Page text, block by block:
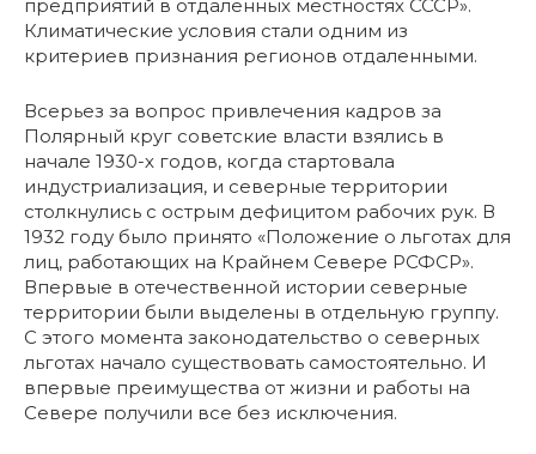
предприятий в отдаленных местностях СССР».
Климатические условия стали одним из
критериев признания регионов отдаленными.
Всерьез за вопрос привлечения кадров за
Полярный круг советские власти взялись в
начале 1930-х годов, когда стартовала
индустриализация, и северные территории
столкнулись с острым дефицитом рабочих рук. В
1932 году было принято «Положение о льготах для
лиц, работающих на Крайнем Севере РСФСР».
Впервые в отечественной истории северные
территории были выделены в отдельную группу.
С этого момента законодательство о северных
льготах начало существовать самостоятельно. И
впервые преимущества от жизни и работы на
Севере получили все без исключения.